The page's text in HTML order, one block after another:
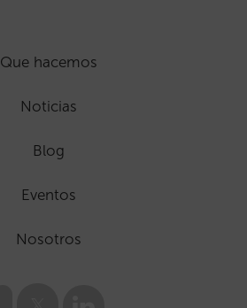
Que hacemos
Noticias
Blog
Eventos
Nosotros